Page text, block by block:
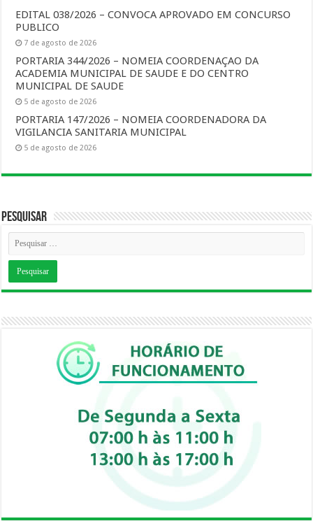
EDITAL 038/2026 – CONVOCA APROVADO EM CONCURSO
PUBLICO
7 de agosto de 2026
PORTARIA 344/2026 – NOMEIA COORDENAÇAO DA
ACADEMIA MUNICIPAL DE SAUDE E DO CENTRO
MUNICIPAL DE SAUDE
5 de agosto de 2026
PORTARIA 147/2026 – NOMEIA COORDENADORA DA
VIGILANCIA SANITARIA MUNICIPAL
5 de agosto de 2026
Pesquisar